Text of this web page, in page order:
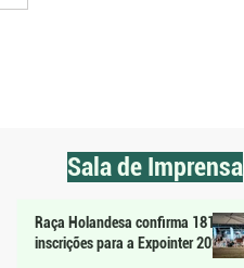
Sala de Imprensa
Raça Holandesa confirma 181
inscrições para a Expointer 2026